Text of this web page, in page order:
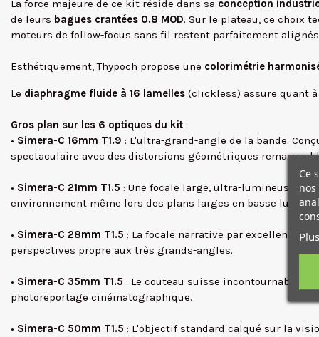
La force majeure de ce kit réside dans sa conception
de leurs bagues crantées 0.8 MOD. Sur le plateau, ce choix
moteurs de follow-focus sans fil restent parfaitement
Esthétiquement, Thypoch propose une colorimétrie
Le diaphragme fluide à 16 lamelles (clickless) assure quant
Gros plan sur les 6 optiques du kit :
• Simera-C 16mm T1.9 : L'ultra-grand-angle de la bande.
spectaculaire avec des distorsions géométriques
• Simera-C 21mm T1.5 : Une focale large, ultra-lumineuse et
environnement même lors des plans larges en basse
• Simera-C 28mm T1.5 : La focale narrative par excellence.
perspectives propre aux très grands-angles.
• Simera-C 35mm T1.5 : Le couteau suisse incontournable
photoreportage cinématographique.
• Simera-C 50mm T1.5 : L'objectif standard calqué sur la
Ce